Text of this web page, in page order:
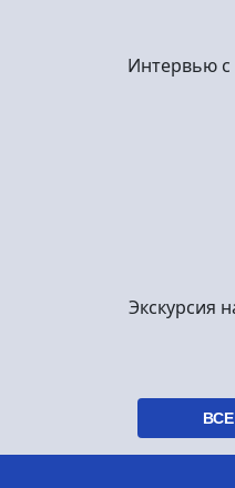
Интервью с
Экскурсия